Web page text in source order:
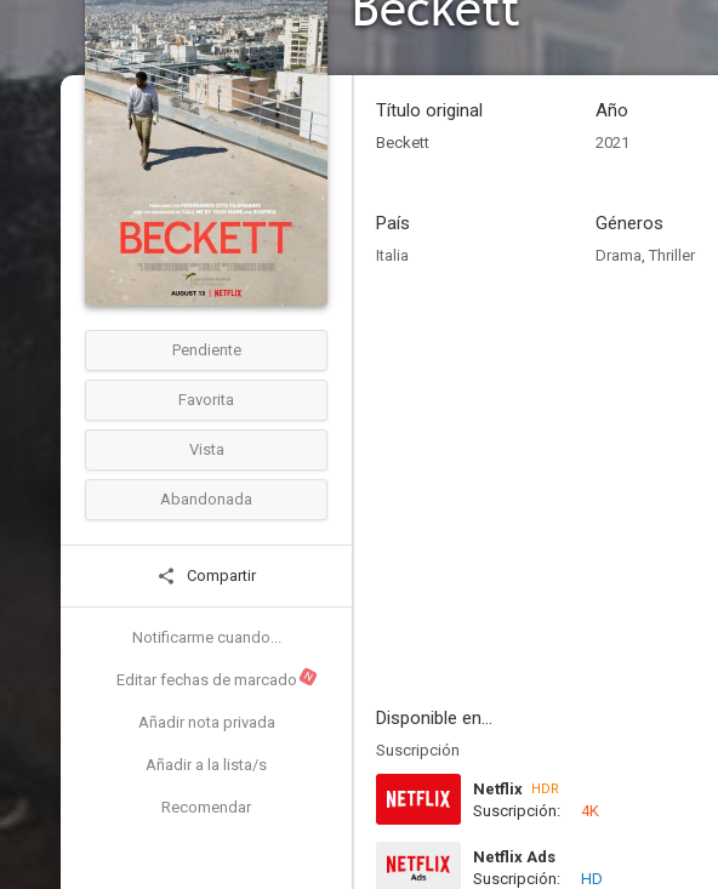
Pendiente
Favorita
Vista
Abandonada
Compartir
Notificarme cuando...
Editar fechas de marcado N
Añadir nota privada
Añadir a la lista/s
Recomendar
Título original
Beckett
Año
2021
País
Italia
Géneros
Drama, Thriller
Disponible en...
Suscripción
Netflix HDR
Suscripción: 4K
Netflix Ads
Suscripción:
HD